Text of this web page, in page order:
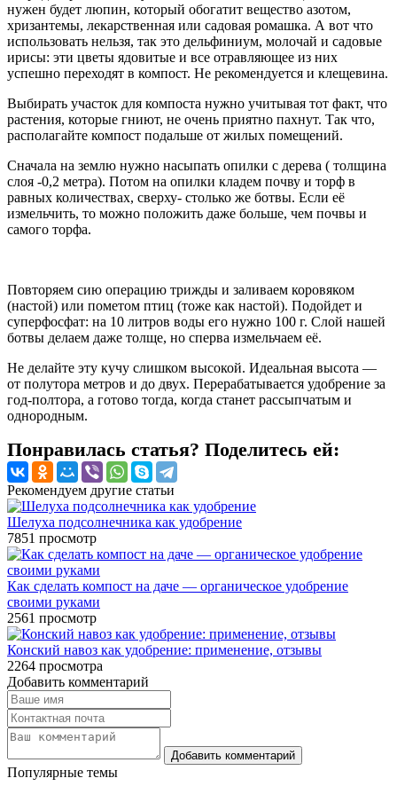
нужен будет люпин, который обогатит вещество азотом,
хризантемы, лекарственная или садовая ромашка. А вот что
использовать нельзя, так это дельфиниум, молочай и садовые
ирисы: эти цветы ядовитые и все отравляющее из них
успешно переходят в компост. Не рекомендуется и клещевина.
Выбирать участок для компоста нужно учитывая тот факт, что
растения, которые гниют, не очень приятно пахнут. Так что,
располагайте компост подальше от жилых помещений.
Сначала на землю нужно насыпать опилки с дерева ( толщина
слоя -0,2 метра). Потом на опилки кладем почву и торф в
равных количествах, сверху- столько же ботвы. Если её
измельчить, то можно положить даже больше, чем почвы и
самого торфа.
Повторяем сию операцию трижды и заливаем коровяком
(настой) или пометом птиц (тоже как настой). Подойдет и
суперфосфат: на 10 литров воды его нужно 100 г. Слой нашей
ботвы делаем даже толще, но сперва измельчаем её.
Не делайте эту кучу слишком высокой. Идеальная высота —
от полутора метров и до двух. Перерабатывается удобрение за
год-полтора, а готово тогда, когда станет рассыпчатым и
однородным.
Понравилась статья? Поделитесь ей:
Рекомендуем другие статьи
Шелуха подсолнечника как удобрение
7851 просмотр
Как сделать компост на даче — органическое удобрение
своими руками
2561 просмотр
Конский навоз как удобрение: применение, отзывы
2264 просмотра
Добавить комментарий
Популярные темы